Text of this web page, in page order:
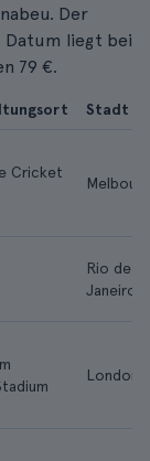
Der
liegt bei
79 €.
Stadt
Cricket
Rio de
Janeiro
London